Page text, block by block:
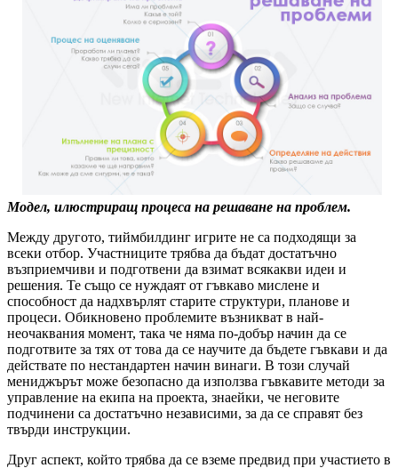
Модел, илюстриращ процеса на решаване на проблем.
Между другото, тиймбилдинг игрите не са подходящи за
всеки отбор. Участниците трябва да бъдат достатъчно
възприемчиви и подготвени да взимат всякакви идеи и
решения. Те също се нуждаят от гъвкаво мислене и
способност да надхвърлят старите структури, планове и
процеси. Обикновено проблемите възникват в най-
неочаквания момент, така че няма по-добър начин да се
подготвите за тях от това да се научите да бъдете гъвкави и да
действате по нестандартен начин винаги. В този случай
мениджърът може безопасно да използва гъвкавите методи за
управление на екипа на проекта, знаейки, че неговите
подчинени са достатъчно независими, за да се справят без
твърди инструкции.
Друг аспект, който трябва да се вземе предвид при участието в